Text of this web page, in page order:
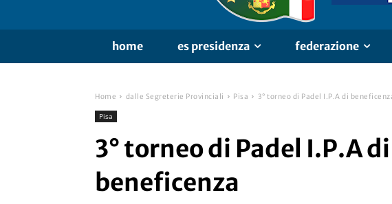
home es presidenza federazione
Home dalle Segreterie Provinciali Pisa 3° torneo di Padel I.P.A di
Pisa
3° torneo di Padel I.P.A di
beneficenza